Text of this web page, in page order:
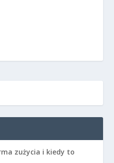
zużycia i kiedy to